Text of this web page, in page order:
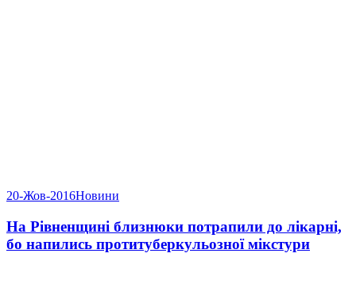
20-Жов-2016Новини
На Рівненщині близнюки потрапили до лікарні,
бо напились протитуберкульозної мікстури